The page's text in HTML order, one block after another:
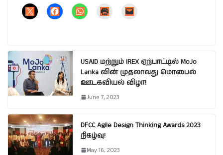
USAID மற்றும் IREX ஏற்பாட்டில் MoJo
Lanka வின் முதலாவது மொபைல்
ஊடகவியல் விழா!
June 7, 2023
DFCC Agile Design Thinking Awards 2023
நிகழ்வு!
May 16, 2023